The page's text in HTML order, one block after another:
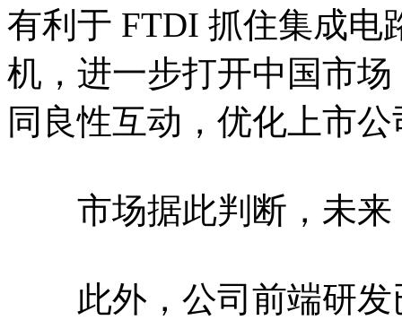
有利于 FTDI 抓住集成电
机，进一步打开中国市
同良性互动，优化上市
市场据此判断，未来
此外，公司前端研发